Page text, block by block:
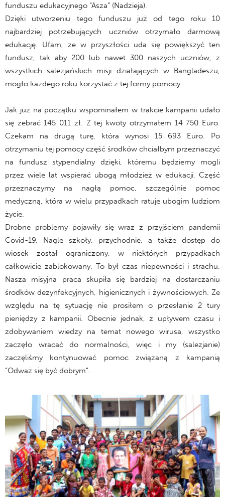
funduszu edukacyjnego “Asza” (Nadzieja).
Dzięki utworzeniu tego funduszu już od tego roku 10
najbardziej potrzebujących uczniów otrzymało darmową
edukację. Ufam, ze w przyszłości uda się powiększyć ten
fundusz, tak aby 200 lub nawet 300 naszych uczniów, z
wszystkich salezjańskich misji działających w Bangladeszu,
mogło każdego roku korzystać z tej formy pomocy.
Jak już na początku wspominałem w trakcie kampanii udało
się zebrać 145 011 zł. Z tej kwoty otrzymałem 14 750 Euro.
Czekam na drugą turę, która wynosi 15 693 Euro. Po
otrzymaniu tej pomocy część środków chciałbym przeznaczyć
na fundusz stypendialny dzięki, któremu będziemy mogli
przez wiele lat wspierać ubogą młodzież w edukacji. Część
przeznaczymy na nagłą pomoc, szczególnie pomoc
medyczną, która w wielu przypadkach ratuje ubogim ludziom
życie.
Drobne problemy pojawiły się wraz z przyjściem pandemii
Covid-19. Nagle szkoły, przychodnie, a także dostęp do
wiosek został ograniczony, w niektórych przypadkach
całkowicie zablokowany. To był czas niepewności i strachu.
Nasza misyjna praca skupiła się bardziej na dostarczaniu
środków dezynfekcyjnych, higienicznych i żywnościowych. Ze
względu na tę sytuację nie prosiłem o przesłanie 2 tury
pieniędzy z kampanii. Obecnie jednak, z upływem czasu i
zdobywaniem wiedzy na temat nowego wirusa, wszystko
zaczęło wracać do normalności, więc i my (salezjanie)
zaczęliśmy kontynuować pomoc związaną z kampanią
“Odważ się być dobrym”.